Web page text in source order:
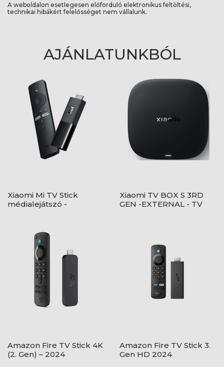
A weboldalon esetlegesen előforduló elektronikus feltöltési,
technikai hibákért felelősséget nem vállalunk.
AJÁNLATUNKBÓL
Xiaomi Mi TV Stick
médialejátszó -
Xiaomi TV BOX S 3RD
GEN -EXTERNAL - TV
Amazon Fire TV Stick 4K
(2. Gen) – 2024
Amazon Fire TV Stick 3.
Gen HD 2024